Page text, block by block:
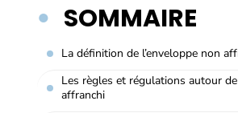
SOMMAIRE
La définition de l’enveloppe non
Les règles et régulations autour de
affranchi